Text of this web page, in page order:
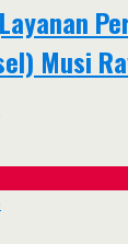
Musi